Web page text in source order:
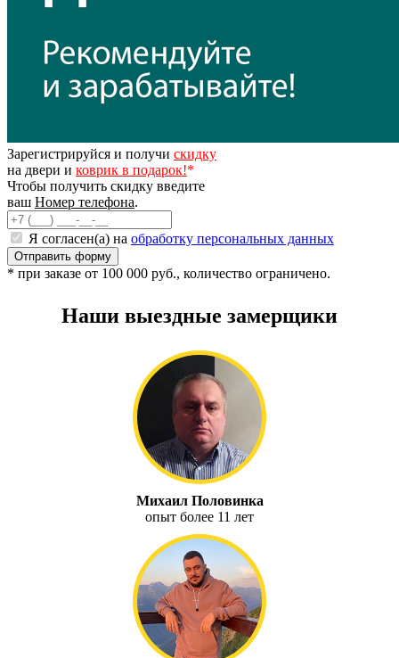
Зарегистрируйся и получи скидку
на двери и коврик в подарок!*
Чтобы получить скидку введите
ваш Номер телефона.
Я согласен(а) на обработку персональных данных
* при заказе от 100 000 руб., количество ограничено.
Наши выездные замерщики
Михаил Половинка
опыт более 11 лет